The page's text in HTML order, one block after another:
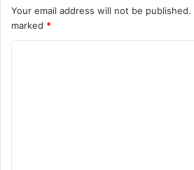
Your email address will not be published.
marked *